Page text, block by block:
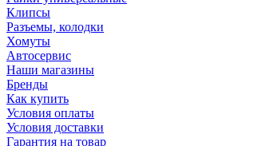
Клипсы
Разъемы, колодки
Хомуты
Автосервис
Наши магазины
Бренды
Как купить
Условия оплаты
Условия доставки
Гарантия на товар